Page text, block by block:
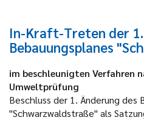
In-Kraft-Treten der
Bebauungsplanes
im beschleunigten Verfahren
Umweltprüfung
Beschluss der 1. Änderung des
"Schwarzwaldstraße" als